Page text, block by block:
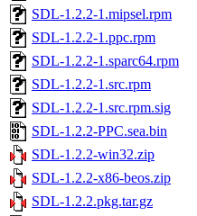
SDL-1.2.2-1.mipsel.rpm
SDL-1.2.2-1.ppc.rpm
SDL-1.2.2-1.sparc64.rpm
SDL-1.2.2-1.src.rpm
SDL-1.2.2-1.src.rpm.sig
SDL-1.2.2-PPC.sea.bin
SDL-1.2.2-win32.zip
SDL-1.2.2-x86-beos.zip
SDL-1.2.2.pkg.tar.gz